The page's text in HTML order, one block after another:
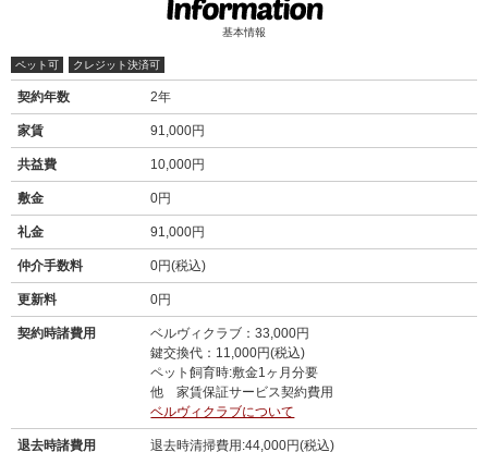
基本情報
ペット可 クレジット決済可
契約年数 2年
家賃 91,000円
共益費 10,000円
敷金 0円
礼金 91,000円
仲介手数料 0円(税込)
更新料 0円
契約時諸費用
ベルヴィクラブ：33,000円
鍵交換代：11,000円(税込)
ペット飼育時:敷金1ヶ月分要
他 家賃保証サービス契約費用
ベルヴィクラブについて
退去時諸費用 退去時清掃費用:44,000円(税込)